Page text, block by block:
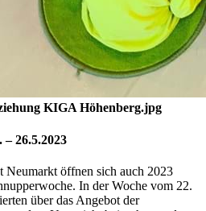
KIGA Höhenberg.jpg
– 26.5.2023
Neumarkt öffnen sich auch 2023
In der Woche vom 22.
über das Angebot der